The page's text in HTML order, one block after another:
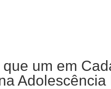
um em
Adolescência